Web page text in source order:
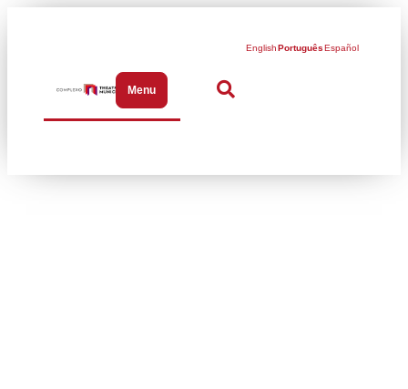
MenuAbrir menu de navegação
EnglishPortuguêsEspañol